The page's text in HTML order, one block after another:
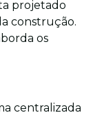
projetado
construção.
os
centralizada